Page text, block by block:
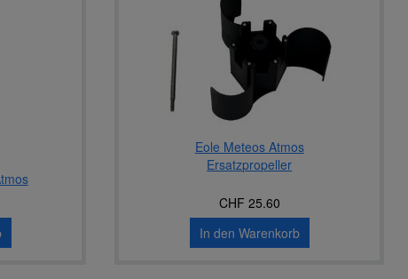
Eole Meteos Atmos
Ersatzpropeller
CHF 25.60
In den Warenkorb